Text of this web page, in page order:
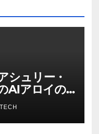
シュリー・
AIアロイの
ムパフォー
に不安を